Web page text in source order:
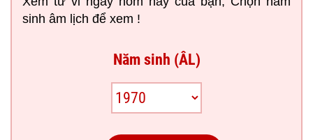
sinh âm lịch để xem !
Năm sinh (ÂL)